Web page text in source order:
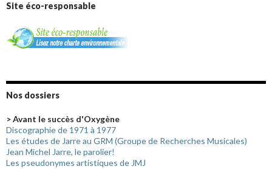
Site éco-responsable
Nos dossiers
> Avant le succès d'Oxygène
Discographie de 1971 à 1977
Les études de Jarre au GRM (Groupe de Recherches Musicales)
Jean Michel Jarre, le parolier!
Les pseudonymes artistiques de JMJ